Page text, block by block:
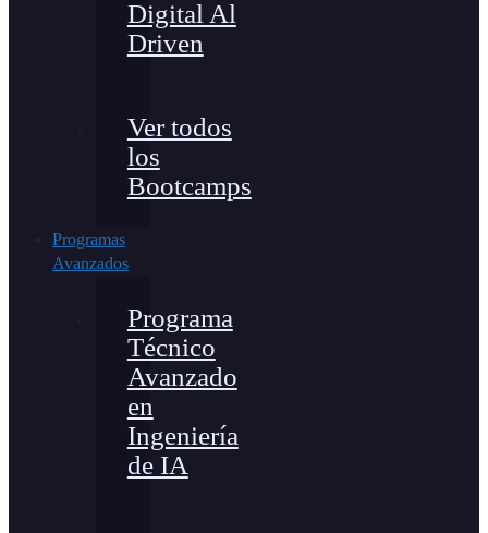
Digital Al
Driven
Ver todos
los
Bootcamps
Programas
Avanzados
Programa
Técnico
Avanzado
en
Ingeniería
de IA